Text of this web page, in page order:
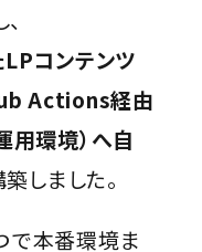
コンテンツ
Actions経由
環境）へ自
しました。
本番環境ま